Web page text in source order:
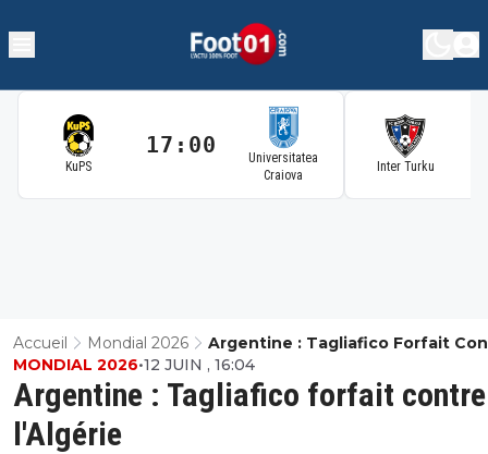
KuPS
17:00
Universitatea
Craiova
Inter Turku
Accueil Mondial 2026
Argentine : Tagliafico Forfait
L'Algérie
Argentine : Tagliafico forfait contre
l'Algérie
MONDIAL 2026•12 JUIN , 16:04